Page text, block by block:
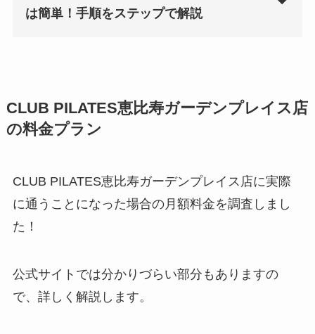
は簡単！手順をステップで解説
CLUB PILATES恵比寿ガーデンプレイス店
の料金プラン
CLUB PILATES恵比寿ガーデンプレイス店に実際
に通うことになった場合の月額料金を調査しまし
た！
公式サイトでは分かりづらい部分もありますの
で、詳しく解説します。